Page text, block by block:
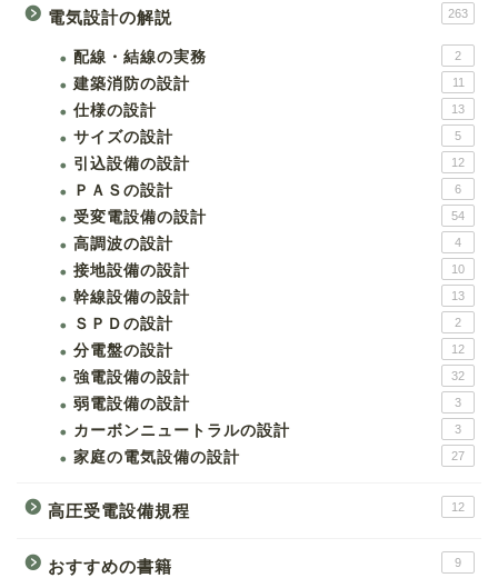
電気設計の解説 263
配線・結線の実務 2
建築消防の設計 11
仕様の設計 13
サイズの設計 5
引込設備の設計 12
ＰＡＳの設計 6
受変電設備の設計 54
高調波の設計 4
接地設備の設計 10
幹線設備の設計 13
ＳＰＤの設計 2
分電盤の設計 12
強電設備の設計 32
弱電設備の設計 3
カーボンニュートラルの設計 3
家庭の電気設備の設計 27
高圧受電設備規程 12
おすすめの書籍 9